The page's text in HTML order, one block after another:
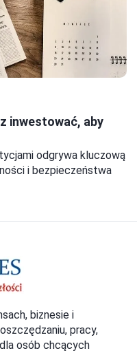
inwestować, aby
odgrywa kluczową
i bezpieczeństwa
biznesie i
pracy,
osób chcących